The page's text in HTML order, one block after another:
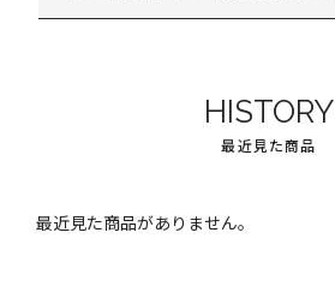
HISTORY
最近見た商品
最近見た商品がありません。